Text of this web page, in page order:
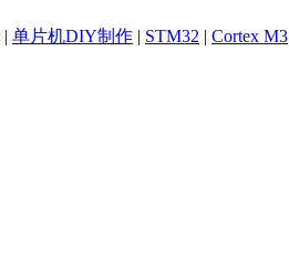
| 单片机DIY制作 | STM32 | Cortex M3